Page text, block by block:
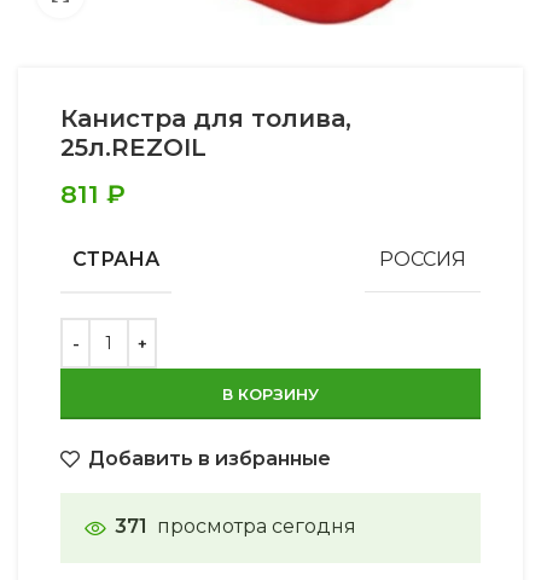
Канистра для толива,
25л.REZOIL
811 ₽
СТРАНА РОССИЯ
В КОРЗИНУ
Добавить в избранные
371 просмотра сегодня